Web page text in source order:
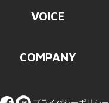
VOICE
COMPANY